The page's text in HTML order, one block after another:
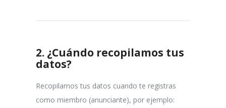
2. ¿Cuándo recopilamos tus
datos?
Recopilamos tus datos cuando te registras
como miembro (anunciante), por ejemplo: